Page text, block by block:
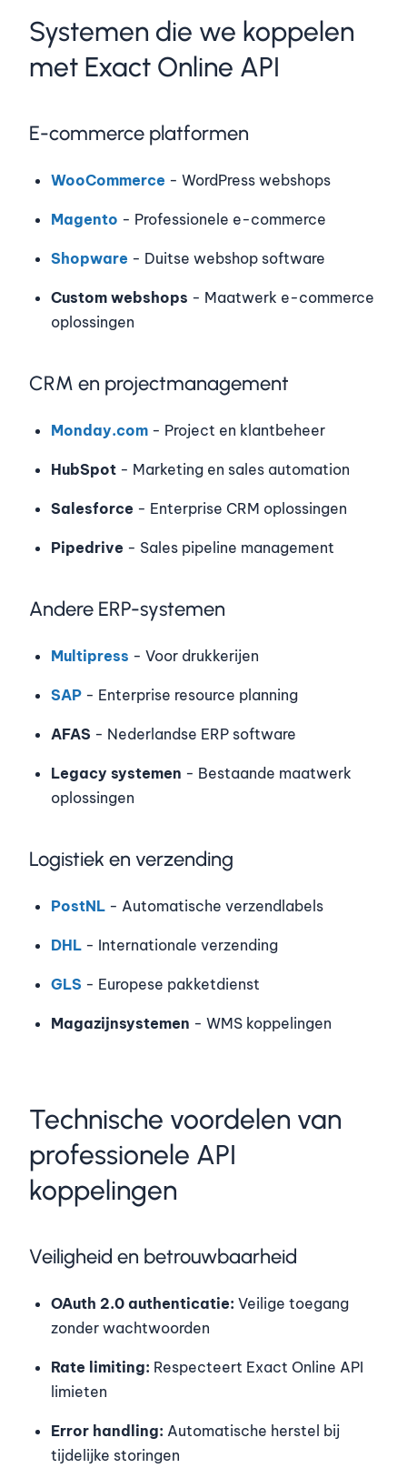
Systemen die we koppelen
met Exact Online API
E-commerce platformen
WooCommerce - WordPress webshops
Magento - Professionele e-commerce
Shopware - Duitse webshop software
Custom webshops - Maatwerk e-commerce
oplossingen
CRM en projectmanagement
Monday.com - Project en klantbeheer
HubSpot - Marketing en sales automation
Salesforce - Enterprise CRM oplossingen
Pipedrive - Sales pipeline management
Andere ERP-systemen
Multipress - Voor drukkerijen
SAP - Enterprise resource planning
AFAS - Nederlandse ERP software
Legacy systemen - Bestaande maatwerk
oplossingen
Logistiek en verzending
PostNL - Automatische verzendlabels
DHL - Internationale verzending
GLS - Europese pakketdienst
Magazijnsystemen - WMS koppelingen
Technische voordelen van
professionele API
koppelingen
Veiligheid en betrouwbaarheid
OAuth 2.0 authenticatie: Veilige toegang
zonder wachtwoorden
Rate limiting: Respecteert Exact Online API
limieten
Error handling: Automatische herstel bij
tijdelijke storingen